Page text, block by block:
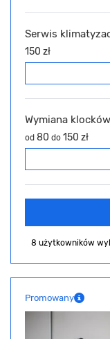
Serwis
150 zł
Wymiana
od 80 do 150 zł
8 użytkowników
Promowany